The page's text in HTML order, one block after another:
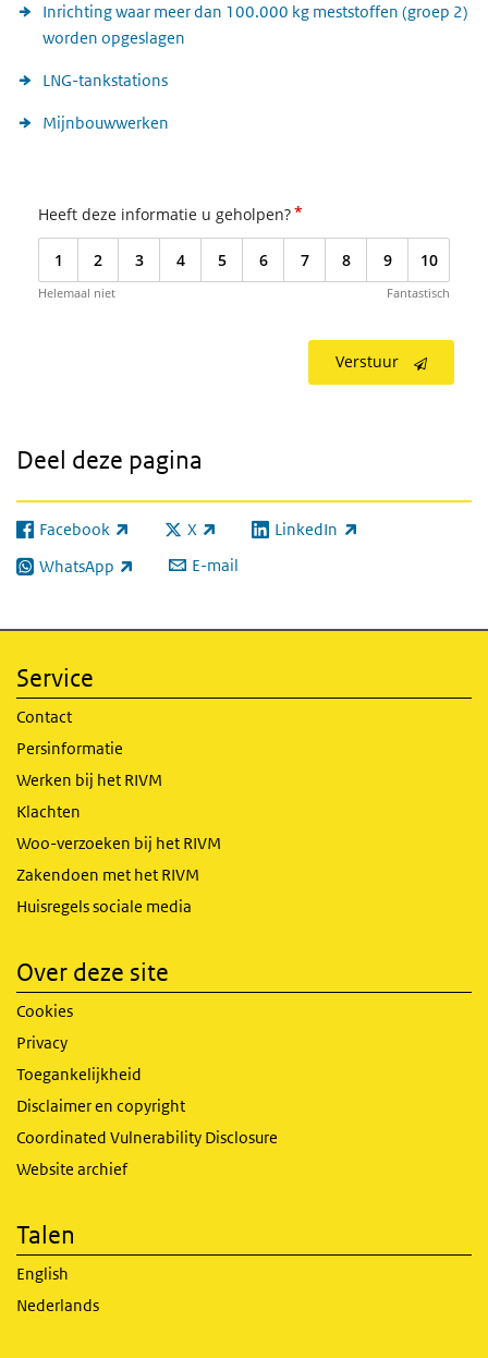
Inrichting waar meer dan 100.000 kg meststoffen (groep 2)
worden opgeslagen
LNG-tankstations
Mijnbouwwerken
Heeft deze informatie u geholpen?*
1 2 3 4 5 6 7 8 9 10
Helemaal niet Fantastisch
Verstuur
Deel deze pagina
Facebook
(externe link) X
(externe link) LinkedIn
(externe link)
WhatsApp
(externe link) E-mail
Service
Contact
Persinformatie
Werken bij het RIVM
Klachten
Woo-verzoeken bij het RIVM
Zakendoen met het RIVM
Huisregels sociale media
Over deze site
Cookies
Privacy
Toegankelijkheid
Disclaimer en copyright
Coordinated Vulnerability Disclosure
Website archief
Talen
English
Nederlands